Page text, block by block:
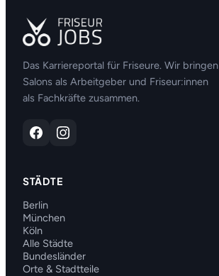
Das Karriereportal für Friseure. Wir bringen
Salons als Arbeitgeber und Friseur:innen
als Fachkräfte zusammen.
STÄDTE
Berlin
München
Köln
Alle Städte
Bundesländer
Orte & Stadtteile